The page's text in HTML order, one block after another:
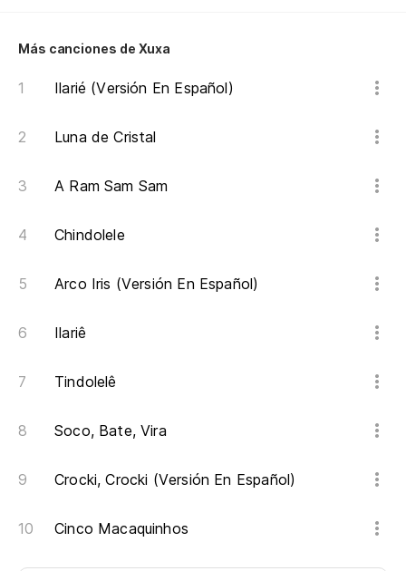
Más canciones de Xuxa
Ilarié (Versión En Español)
Luna de Cristal
A Ram Sam Sam
Chindolele
Arco Iris (Versión En Español)
Ilariê
Tindolelê
Soco, Bate, Vira
Crocki, Crocki (Versión En Español)
Cinco Macaquinhos